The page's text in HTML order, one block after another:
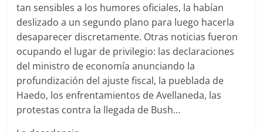
tan sensibles a los humores oficiales, la habían
deslizado a un segundo plano para luego hacerla
desaparecer discretamente. Otras noticias fueron
ocupando el lugar de privilegio: las declaraciones
del ministro de economía anunciando la
profundización del ajuste fiscal, la pueblada de
Haedo, los enfrentamientos de Avellaneda, las
protestas contra la llegada de Bush…